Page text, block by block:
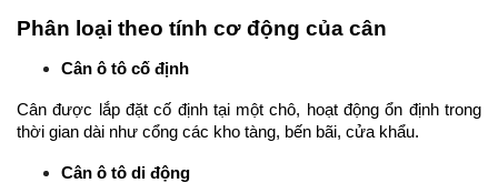
Phân loại theo tính cơ động của cân
Cân ô tô cố định
Cân được lắp đặt cố định tại một chô, hoạt động ổn định trong
thời gian dài như cổng các kho tàng, bến bãi, cửa khẩu.
Cân ô tô di động